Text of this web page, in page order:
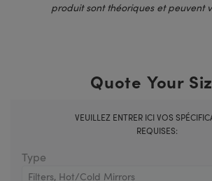
produit sont théoriques et peuvent
Quote Your
VEUILLEZ ENTRER ICI VOS
REQUISES:
Type